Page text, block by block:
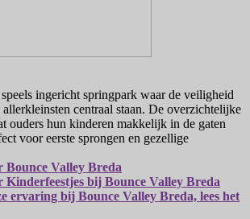
ingericht springpark waar de veiligheid
centraal staan. De overzichtelijke
ouders hun kinderen makkelijk in de gaten
voor eerste sprongen en gezellige
Bounce Valley Breda
Kinderfeestjes bij Bounce Valley Breda
ervaring bij Bounce Valley Breda, lees het